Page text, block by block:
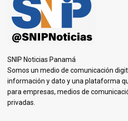
SNIP Noticias Panamá
Somos un medio de comunicación
información y dato y una plataforma
para empresas, medios de
privadas.